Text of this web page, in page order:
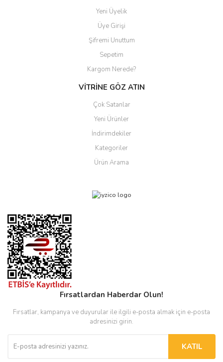
Yeni Üyelik
Üye Girişi
Şifremi Unuttum
Sepetim
Kargom Nerede?
VİTRİNE GÖZ ATIN
Çok Satanlar
Yeni Ürünler
İndirimdekiler
Kategoriler
Ürün Arama
Fırsatlardan Haberdar Olun!
Fırsatlar, kampanya ve duyurular ile ilgili e-posta almak için e-posta
adresinizi girin.
KATIL